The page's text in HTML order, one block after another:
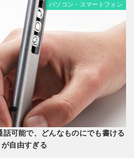
パソコン・スマートフォン
可能で、どんなものにでも書ける
自由すぎる